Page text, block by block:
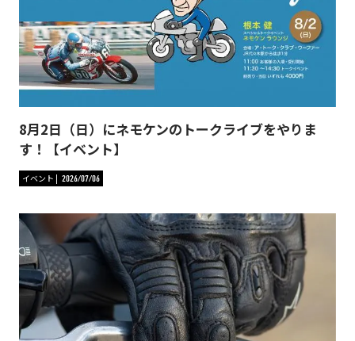
8月2日（日）にネモケンのトークライブをやりま
す！【イベント】
イベント 2026/07/06